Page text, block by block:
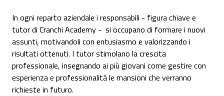
In ogni reparto aziendale i responsabili - figura chiave e
tutor di Cranchi Academy - si occupano di formare i nuovi
assunti, motivandoli con entusiasmo e valorizzando i
risultati ottenuti. I tutor stimolano la crescita
professionale, insegnando ai più giovani come gestire con
esperienza e professionalità le mansioni che verranno
richieste in futuro.